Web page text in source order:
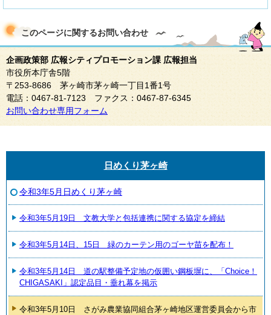
このページに関するお問い合わせ
企画政策部 広報シティプロモーション課 広報担当
市役所本庁舎5階
〒253-8686 茅ヶ崎市茅ヶ崎一丁目1番1号
電話：0467-81-7123 ファクス：0467-87-6345
お問い合わせ専用フォーム
日めくり茅ヶ崎
令和3年5月日めくり茅ヶ崎
令和3年5月19日 文教大学と包括連携に関する協定を締結
令和3年5月14日、15日 緑のカーテン用のゴーヤ苗を配布！
令和3年5月14日 道の駅整備予定地の仮囲い鋼板塀に、「Choice！
CHIGASAKI」認定品目・垂れ幕を掲示
令和3年5月10日 さがみ農業協同組合茅ヶ崎地区運営委員会から市